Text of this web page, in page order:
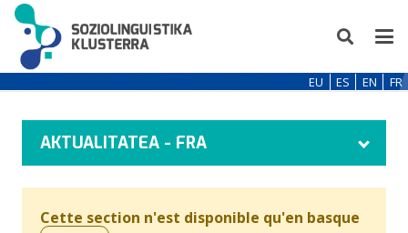
EU ES EN FR
AKTUALITATEA - FRA
Cette section n'est disponible qu'en basque